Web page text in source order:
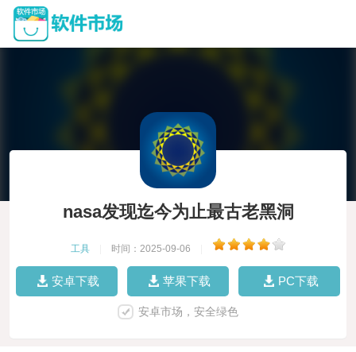
nasa发现迄今为止最古老黑洞
工具 时间：2025-09-06
安卓下载 苹果下载 PC下载
安卓市场，安全绿色